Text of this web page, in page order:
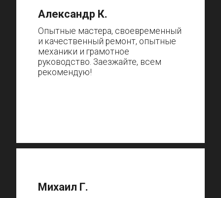
Александр К.
Опытные мастера, своевременный
и качественный ремонт, опытные
механики и грамотное
руководство. Заезжайте, всем
рекомендую!
Михаил Г.